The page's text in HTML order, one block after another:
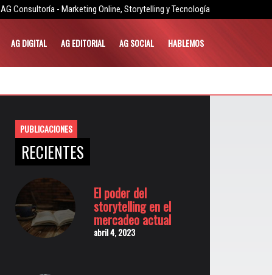
AG Consultoría - Marketing Online, Storytelling y Tecnología
AG DIGITAL AG EDITORIAL AG SOCIAL HABLEMOS
PUBLICACIONES
RECIENTES
El poder del
storytelling en el
mercadeo actual
abril 4, 2023